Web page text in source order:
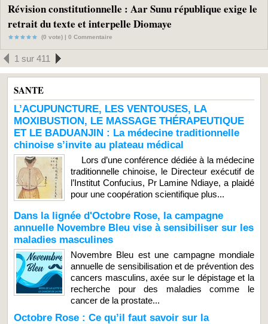
Révision constitutionnelle : Aar Sunu république exige le
retrait du texte et interpelle Diomaye
(0 vote) | 0 Commentaire
1 sur 411
SANTE
L’ACUPUNCTURE, LES VENTOUSES, LA
MOXIBUSTION, LE MASSAGE THÉRAPEUTIQUE
ET LE BADUANJIN : La médecine traditionnelle
chinoise s’invite au plateau médical
Lors d’une conférence dédiée à la médecine
traditionnelle chinoise, le Directeur exécutif de
l’Institut Confucius, Pr Lamine Ndiaye, a plaidé
pour une coopération scientifique plus...
Dans la lignée d'Octobre Rose, la campagne
annuelle Novembre Bleu vise à sensibiliser sur les
maladies masculines
Novembre Bleu est une campagne mondiale
annuelle de sensibilisation et de prévention des
cancers masculins, axée sur le dépistage et la
recherche pour des maladies comme le
cancer de la prostate...
Octobre Rose : Ce qu’il faut savoir sur la